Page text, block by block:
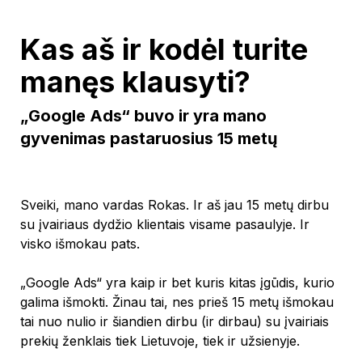
Kas aš ir kodėl turite
manęs klausyti?
„Google Ads“ buvo ir yra mano
gyvenimas pastaruosius 15 metų
Sveiki, mano vardas Rokas. Ir aš jau 15 metų dirbu
su įvairiaus dydžio klientais visame pasaulyje. Ir
visko išmokau pats.
„Google Ads“ yra kaip ir bet kuris kitas įgūdis, kurio
galima išmokti. Žinau tai, nes prieš 15 metų išmokau
tai nuo nulio ir šiandien dirbu (ir dirbau) su įvairiais
prekių ženklais tiek Lietuvoje, tiek ir užsienyje.